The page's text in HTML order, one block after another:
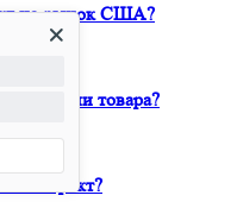
на рынок США?
товара?
контракт?